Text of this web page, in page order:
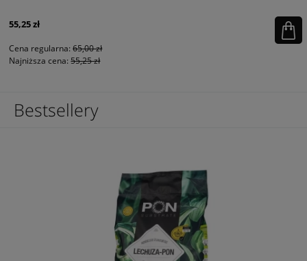
55,25 zł
Cena regularna: 65,00 zł
Najniższa cena: 55,25 zł
Bestsellery